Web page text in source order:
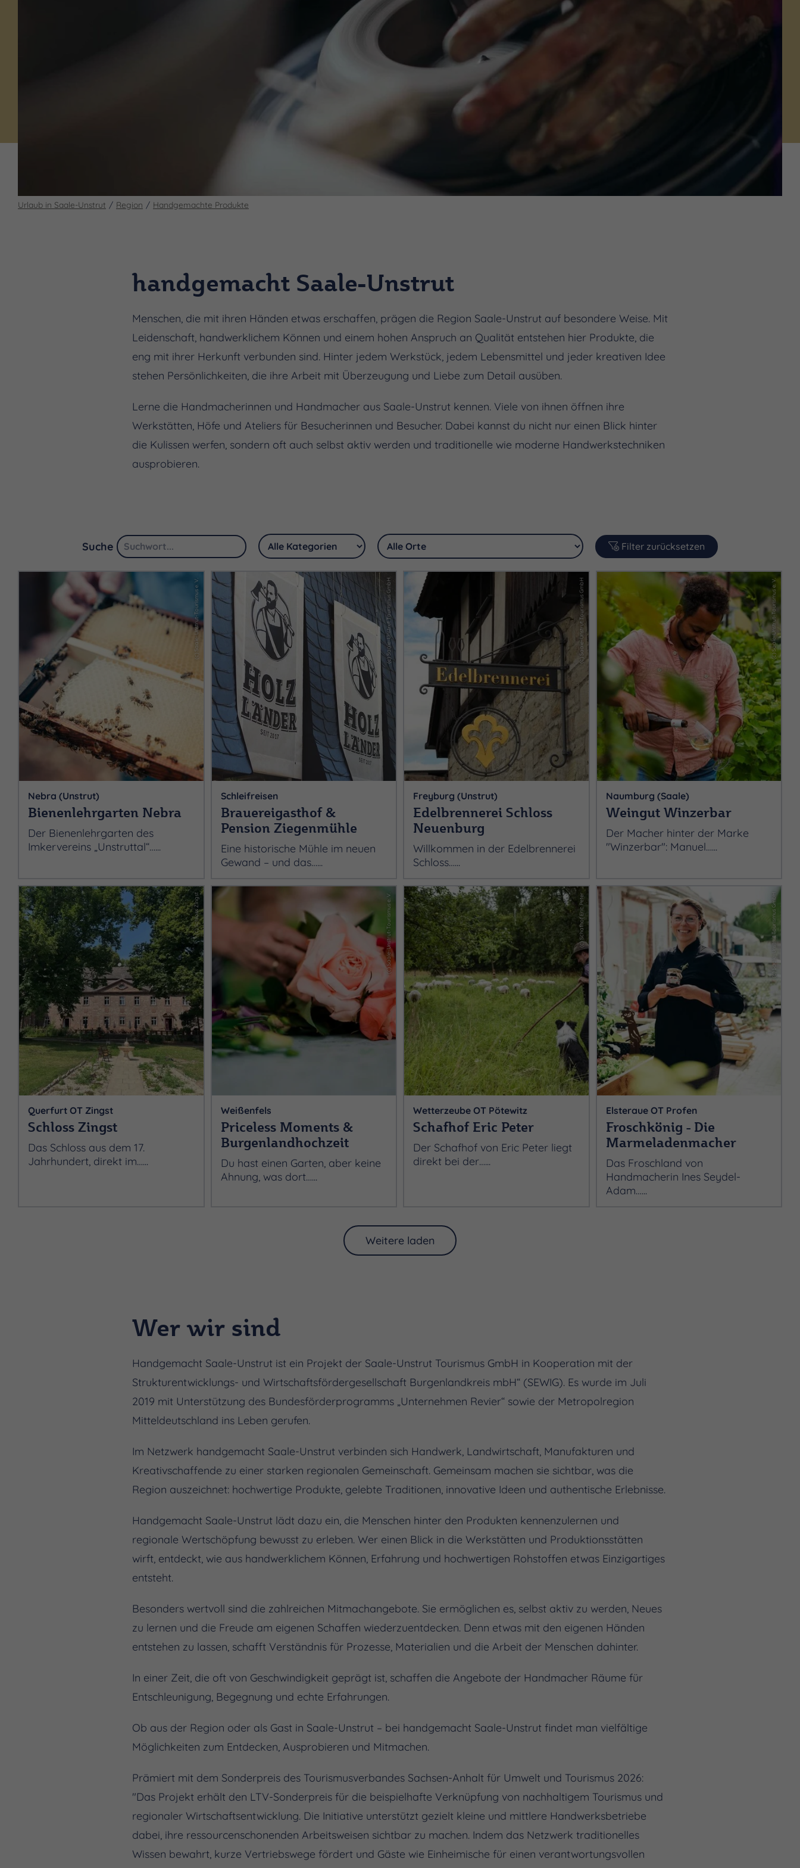
Urlaub in Saale-Unstrut Region Handgemachte Produkte
handgemacht Saale-Unstrut
Menschen, die mit ihren Händen etwas erschaffen, prägen die Region Saale-Unstrut auf besondere Weise. Mit
Leidenschaft, handwerklichem Können und einem hohen Anspruch an Qualität entstehen hier Produkte, die
eng mit ihrer Herkunft verbunden sind. Hinter jedem Werkstück, jedem Lebensmittel und jeder kreativen Idee
stehen Persönlichkeiten, die ihre Arbeit mit Überzeugung und Liebe zum Detail ausüben.
Lerne die Handmacherinnen und Handmacher aus Saale-Unstrut kennen. Viele von ihnen öffnen ihre
Werkstätten, Höfe und Ateliers für Besucherinnen und Besucher. Dabei kannst du nicht nur einen Blick hinter
die Kulissen werfen, sondern oft auch selbst aktiv werden und traditionelle wie moderne Handwerkstechniken
ausprobieren.
Suche Filter zurücksetzen
(c) Saale-Unstrut-Tourismus e. V.
Nebra (Unstrut)
Bienenlehrgarten Nebra
Der Bienenlehrgarten des
Imkervereins „Unstruttal“…...
(c) Saale-Unstrut Tourismus GmbH
Schleifreisen
Brauereigasthof &
Pension Ziegenmühle
Eine historische Mühle im neuen
Gewand – und das…...
(c) Saale-Unstrut Tourismus GmbH
Freyburg (Unstrut)
Edelbrennerei Schloss
Neuenburg
Willkommen in der Edelbrennerei
Schloss…...
(c) Saale-Unstrut-Tourismus e. V.
Naumburg (Saale)
Weingut Winzerbar
Der Macher hinter der Marke
"Winzerbar": Manuel…...
(c) Schloss Zingst
Querfurt OT Zingst
Schloss Zingst
Das Schloss aus dem 17.
Jahrhundert, direkt im…...
(c) Saale-Unstrut-Tourismus e. V.
Weißenfels
Priceless Moments &
Burgenlandhochzeit
Du hast einen Garten, aber keine
Ahnung, was dort…...
(c) Schafhof Eric Peter
Wetterzeube OT Pötewitz
Schafhof Eric Peter
Der Schafhof von Eric Peter liegt
direkt bei der…...
(c) Saale-Unstrut Tourismus GmbH
Elsteraue OT Profen
Froschkönig - Die
Marmeladenmacher
Das Froschland von
Handmacherin Ines Seydel-
Adam…...
Weitere laden
Wer wir sind
Handgemacht Saale-Unstrut ist ein Projekt der Saale-Unstrut Tourismus GmbH in Kooperation mit der
Strukturentwicklungs- und Wirtschaftsfördergesellschaft Burgenlandkreis mbH“ (SEWIG). Es wurde im Juli
2019 mit Unterstützung des Bundesförderprogramms „Unternehmen Revier“ sowie der Metropolregion
Mitteldeutschland ins Leben gerufen.
Im Netzwerk handgemacht Saale-Unstrut verbinden sich Handwerk, Landwirtschaft, Manufakturen und
Kreativschaffende zu einer starken regionalen Gemeinschaft. Gemeinsam machen sie sichtbar, was die
Region auszeichnet: hochwertige Produkte, gelebte Traditionen, innovative Ideen und authentische Erlebnisse.
Handgemacht Saale-Unstrut lädt dazu ein, die Menschen hinter den Produkten kennenzulernen und
regionale Wertschöpfung bewusst zu erleben. Wer einen Blick in die Werkstätten und Produktionsstätten
wirft, entdeckt, wie aus handwerklichem Können, Erfahrung und hochwertigen Rohstoffen etwas Einzigartiges
entsteht.
Besonders wertvoll sind die zahlreichen Mitmachangebote. Sie ermöglichen es, selbst aktiv zu werden, Neues
zu lernen und die Freude am eigenen Schaffen wiederzuentdecken. Denn etwas mit den eigenen Händen
entstehen zu lassen, schafft Verständnis für Prozesse, Materialien und die Arbeit der Menschen dahinter.
In einer Zeit, die oft von Geschwindigkeit geprägt ist, schaffen die Angebote der Handmacher Räume für
Entschleunigung, Begegnung und echte Erfahrungen.
Ob aus der Region oder als Gast in Saale-Unstrut – bei handgemacht Saale-Unstrut findet man vielfältige
Möglichkeiten zum Entdecken, Ausprobieren und Mitmachen.
Prämiert mit dem Sonderpreis des Tourismusverbandes Sachsen-Anhalt für Umwelt und Tourismus 2026:
"Das Projekt erhält den LTV-Sonderpreis für die beispielhafte Verknüpfung von nachhaltigem Tourismus und
regionaler Wirtschaftsentwicklung. Die Initiative unterstützt gezielt kleine und mittlere Handwerksbetriebe
dabei, ihre ressourcenschonenden Arbeitsweisen sichtbar zu machen. Indem das Netzwerk traditionelles
Wissen bewahrt, kurze Vertriebswege fördert und Gäste wie Einheimische für einen verantwortungsvollen